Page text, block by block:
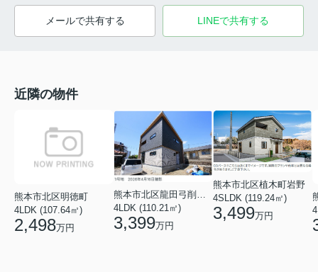
メールで共有する LINEで共有する
近隣の物件
熊本市北区明徳町
4LDK (107.64㎡)
2,498万円
4LDK (110.21㎡)
3,399万円
熊本市北区植木町岩野
4SLDK (119.24㎡)
3,499万円